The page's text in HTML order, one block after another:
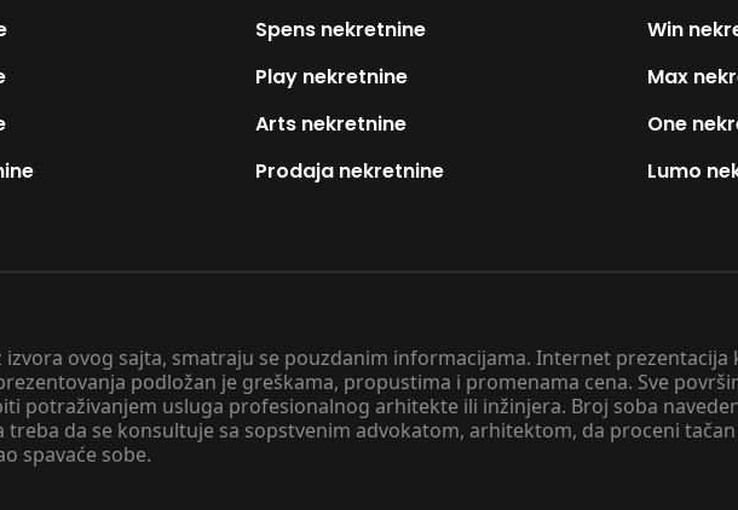
ovog sajta, smatraju se pouzdanim informacijama. Internet prezentacija
podložan je greškama, propustima i promenama cena. Sve
potraživanjem usluga profesionalnog arhitekte ili inžinjera. Broj soba
da se konsultuje sa sopstvenim advokatom, arhitektom, da proceni
spavaće sobe.
Spens nekretnine
Win
Play nekretnine
Max
Arts nekretnine
One
Prodaja nekretnine Lumo